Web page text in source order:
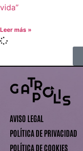
Leer más »
AVISO LEGAL
POLÍTICA DE PRIVACIDAD
POLÍTICA DE COOKIES